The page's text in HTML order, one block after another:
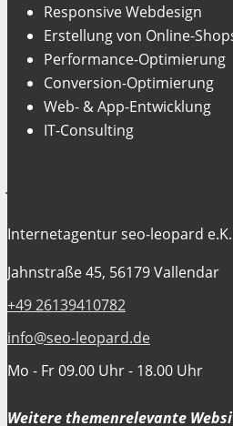
Responsive Webdesign
Erstellung von Online-
Performance-Optimierung
Conversion-Optimierung
Web- & App-Entwicklung
IT-Consulting
Internetagentur seo-leopard e.K.
Jahnstraße 45, 56179 Vallendar
+49 26139410782
info@seo-leopard.de
Mo - Fr 09.00 Uhr - 18.00 Uhr
Weitere themenrelevante